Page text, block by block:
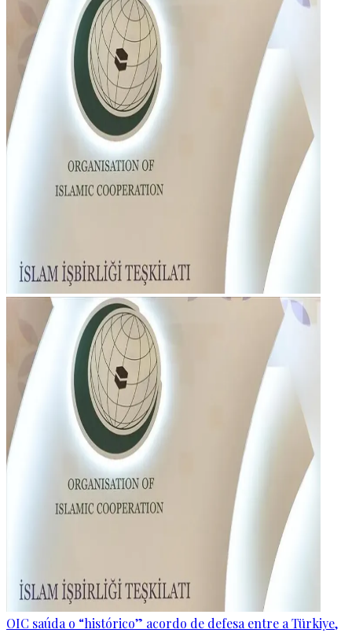
OIC saúda o “histórico” acordo de defesa entre a Türkiye,